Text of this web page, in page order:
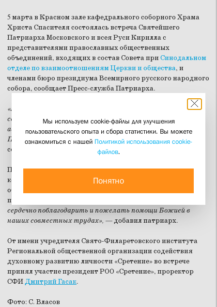
5 марта в Красном зале кафедрального соборного Храма
Христа Спасителя состоялась встреча Святейшего
Патриарха Московского и всея Руси Кирилла с
представителями православных общественных
объединений, входящих в состав Совета приСинодальном
отделе по взаимоотношениям Церкви и общества, и
членами бюро президиума Всемирного русского народного
собора, сообщает Пресс-служба Патриарха.
«Я придаю очень большое значение той роли, которую
сегодня играют православные общественные организации,
аффилированные с синодальными учреждениями Русской
Православной Церкви»,— сказал, обращаясь к
собравшимся, Святейший Патриарх Кирилл.
Предстоятель Русской церкви отметил важную роль,
которую играет присутствие в информационном поле
общественных движений и организаций, выступающих с
позиций, близких к Церкви.
сердечно поблагодарить и пожелать помощи Божией в
наших совместных трудах», — добавил патриарх.
От имени учредителя Свято-Филаретовского института
Региональной общественной организации содействия
духовному развитию личности «Сретение» во встрече
принял участие президент РОО «Сретение», проректор
СФИДмитрий Гасак.
Фото: С. Власов
Мы используем cookie-файлы для улучшения
пользовательского опыта и сбора статистики. Вы можете
ознакомиться с нашей Политикой использования cookie-
файлов.
Понятно